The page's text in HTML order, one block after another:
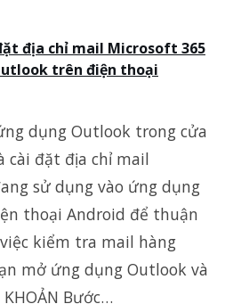
địa chỉ mail Microsoft 365
trên điện thoại
dụng Outlook trong cửa
cài đặt địa chỉ mail
sử dụng vào ứng dụng
thoại Android để thuận
kiểm tra mail hàng
mở ứng dụng Outlook và
Bước…